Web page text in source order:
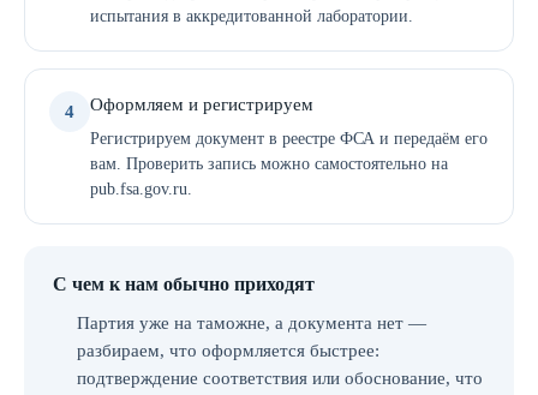
испытания в аккредитованной лаборатории.
4 Оформляем и регистрируем
Регистрируем документ в реестре ФСА и передаём его
вам. Проверить запись можно самостоятельно на
pub.fsa.gov.ru.
С чем к нам обычно приходят
Партия уже на таможне, а документа нет —
разбираем, что оформляется быстрее:
подтверждение соответствия или обоснование, что